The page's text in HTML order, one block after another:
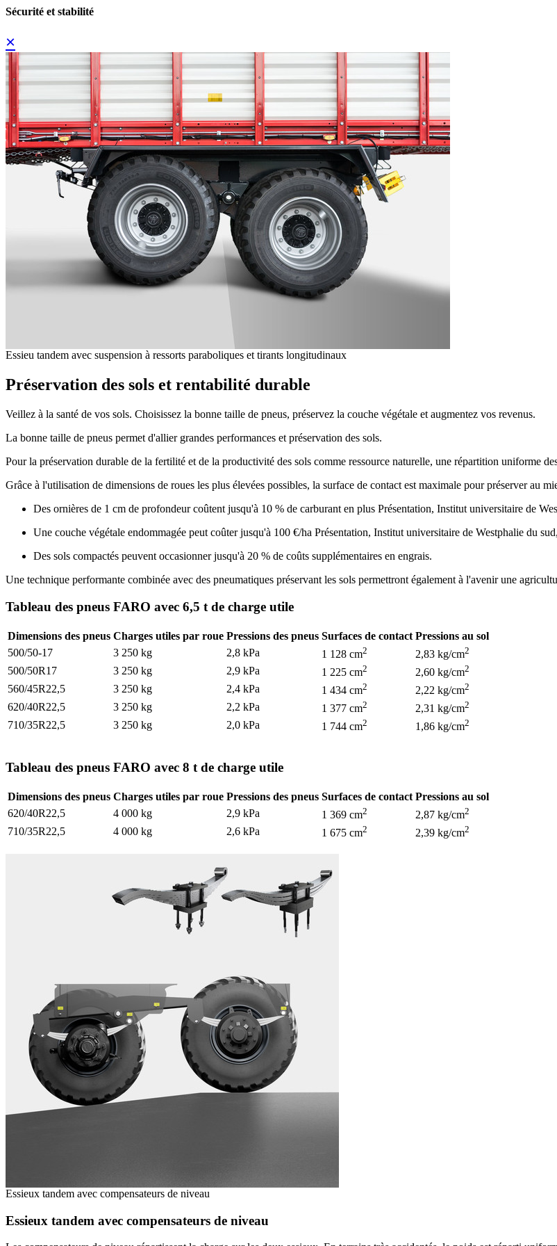
Sécurité et stabilité
×
Essieu tandem avec suspension à ressorts paraboliques et tirants longitudinaux
Préservation des sols et rentabilité durable
Veillez à la santé de vos sols. Choisissez la bonne taille de pneus, préservez la couche végétale et augmentez vos revenus.
La bonne taille de pneus permet d'allier grandes performances et préservation des sols.
Pour la préservation durable de la fertilité et de la productivité des sols comme ressource naturelle, une répartition uniforme
Grâce à l'utilisation de dimensions de roues les plus élevées possibles, la surface de contact est maximale pour préserver au
Des ornières de 1 cm de profondeur coûtent jusqu'à 10 % de carburant en plus Présentation, Institut universitaire de
Une couche végétale endommagée peut coûter jusqu'à 100 €/ha Présentation, Institut universitaire de Westphalie du
Des sols compactés peuvent occasionner jusqu'à 20 % de coûts supplémentaires en engrais.
Une technique performante combinée avec des pneumatiques préservant les sols permettront également à l'avenir une
Tableau des pneus FARO avec 6,5 t de charge utile
Dimensions des pneus Charges utiles par roue Pressions des pneus Surfaces de contact Pressions au sol
500/50-17
3 250 kg 2,8 kPa 1 128 cm2 2,83 kg/cm2
500/50R17 3 250 kg 2,9 kPa 1 225 cm2 2,60 kg/cm2
560/45R22,5 3 250 kg 2,4 kPa 1 434 cm2 2,22 kg/cm2
620/40R22,5 3 250 kg 2,2 kPa 1 377 cm2 2,31 kg/cm2
710/35R22,5 3 250 kg 2,0 kPa 1 744 cm2 1,86 kg/cm2
Tableau des pneus FARO avec 8 t de charge utile
Dimensions des pneus Charges utiles par roue Pressions des pneus Surfaces de contact Pressions au sol
620/40R22,5
4 000 kg 2,9 kPa 1 369 cm2 2,87 kg/cm2
710/35R22,5 4 000 kg 2,6 kPa 1 675 cm2 2,39 kg/cm2
Essieux tandem avec compensateurs de niveau
Essieux tandem avec compensateurs de niveau